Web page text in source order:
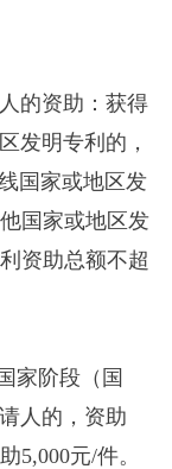
的资助：获得
发明专利的，
国家或地区发
国家或地区发
资助总额不超
家阶段（国
人的，资助
5,000元/件。